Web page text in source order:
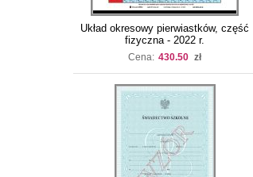
Układ okresowy pierwiastków, część
fizyczna - 2022 r.
Cena: 430.50 zł